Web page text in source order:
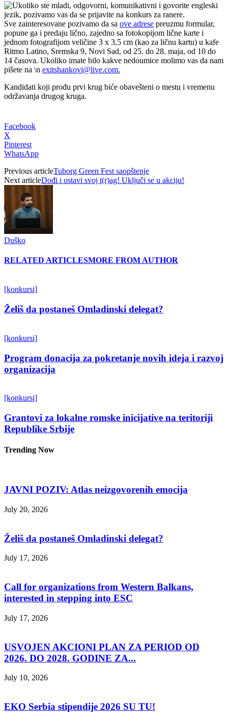
Ukoliko ste mladi, odgovorni, komunikativni i govorite engleski
jezik, pozivamo vas da se prijavite na konkurs za ranere.
Sve zainteresovane pozivamo da sa ove adrese preuzmu formular,
popune ga i predaju lično, zajedno sa fotokopijom lične karte i
jednom fotografijom veličine 3 x 3,5 cm (kao za ličnu kartu) u kafe
Ritmo Latino, Sremska 9, Novi Sad, od 25. do 28. maja, od 10 do
14 časova. Ukoliko imate bilo kakve nedoumice molimo vas da nam
pišete na \n exitshankovi@live.com.
Kandidati koji prođu prvi krug biće obavešteni o mestu i vremenu
održavanja drugog kruga.
Facebook
X
Pinterest
WhatsApp
Previous articleTuborg Green Fest saopštenje
Next articleDođi i ostavi svoj t(r)ag! Uključi se u akciju!
Duško
RELATED ARTICLESMORE FROM AUTHOR
[konkursi]
Želiš da postaneš Omladinski delegat?
[konkursi]
Program donacija za pokretanje novih ideja i razvoj
organizacija
[konkursi]
Grantovi za lokalne romske inicijative na teritoriji
Republike Srbije
Trending Now
JAVNI POZIV: Atlas neizgovorenih emocija
July 20, 2026
Želiš da postaneš Omladinski delegat?
July 17, 2026
Call for organizations from Western Balkans,
interested in stepping into ESC
July 17, 2026
USVOJEN AKCIONI PLAN ZA PERIOD OD
2026. DO 2028. GODINE ZA...
July 10, 2026
EKO Serbia stipendije 2026 SU TU!